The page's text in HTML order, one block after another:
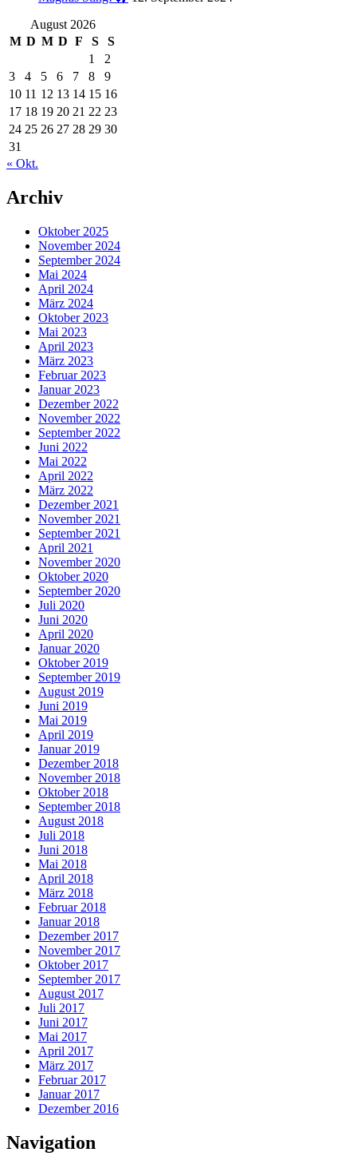
August 2026
M D M D F S
S
1
2
3
4 5 6 7 8
9
10 11 12 13 14 15 16
17 18 19 20 21 22 23
24 25 26 27 28 29 30
31
« Okt.
Archiv
Oktober 2025
November 2024
September 2024
Mai 2024
April 2024
März 2024
Oktober 2023
Mai 2023
April 2023
März 2023
Februar 2023
Januar 2023
Dezember 2022
November 2022
September 2022
Juni 2022
Mai 2022
April 2022
März 2022
Dezember 2021
November 2021
September 2021
April 2021
November 2020
Oktober 2020
September 2020
Juli 2020
Juni 2020
April 2020
Januar 2020
Oktober 2019
September 2019
August 2019
Juni 2019
Mai 2019
April 2019
Januar 2019
Dezember 2018
November 2018
Oktober 2018
September 2018
August 2018
Juli 2018
Juni 2018
Mai 2018
April 2018
März 2018
Februar 2018
Januar 2018
Dezember 2017
November 2017
Oktober 2017
September 2017
August 2017
Juli 2017
Juni 2017
Mai 2017
April 2017
März 2017
Februar 2017
Januar 2017
Dezember 2016
Navigation